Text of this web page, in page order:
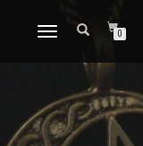
CAMBIAR
0